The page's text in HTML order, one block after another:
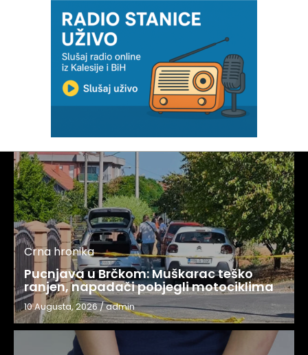
Crna hronika
Pucnjava u Brčkom: Muškarac teško
ranjen, napadači pobjegli motociklima
10 Augusta, 2026/admin